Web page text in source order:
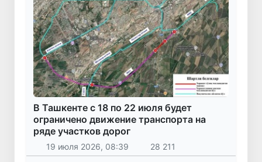
В Ташкенте с 18 по 22 июля будет
ограничено движение транспорта на
ряде участков дорог
19 июля 2026, 08:39 28 211